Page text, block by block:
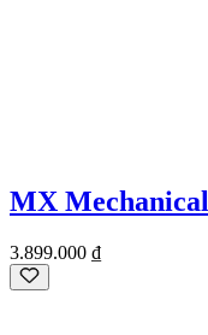
MX Mechanical
3.899.000 ₫